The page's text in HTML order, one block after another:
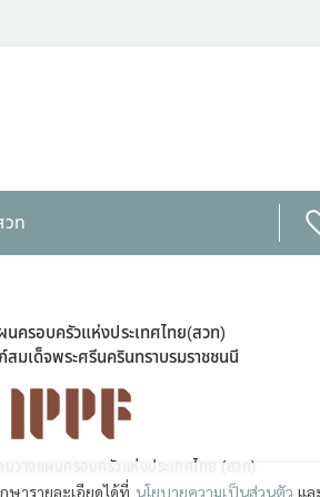
ท
นครอบครัวแห่งประเทศไทย(สวท)
สมเด็จพระศรีนครินทราบรมราชชนนี
วางแผนครอบครัวแห่งประเทศไทย (สวท)
ารายละเอียดได้ที่ นโยบายความเป็นส่วนตัว แล